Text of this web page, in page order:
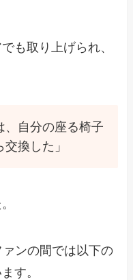
も取り上げられ、
、自分の座る椅子
換した」
ンの間では以下の
す。